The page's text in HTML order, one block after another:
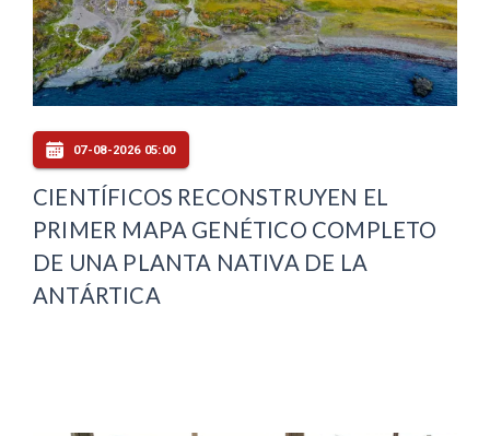
07-08-2026 05:00
CIENTÍFICOS RECONSTRUYEN EL
PRIMER MAPA GENÉTICO COMPLETO
DE UNA PLANTA NATIVA DE LA
ANTÁRTICA